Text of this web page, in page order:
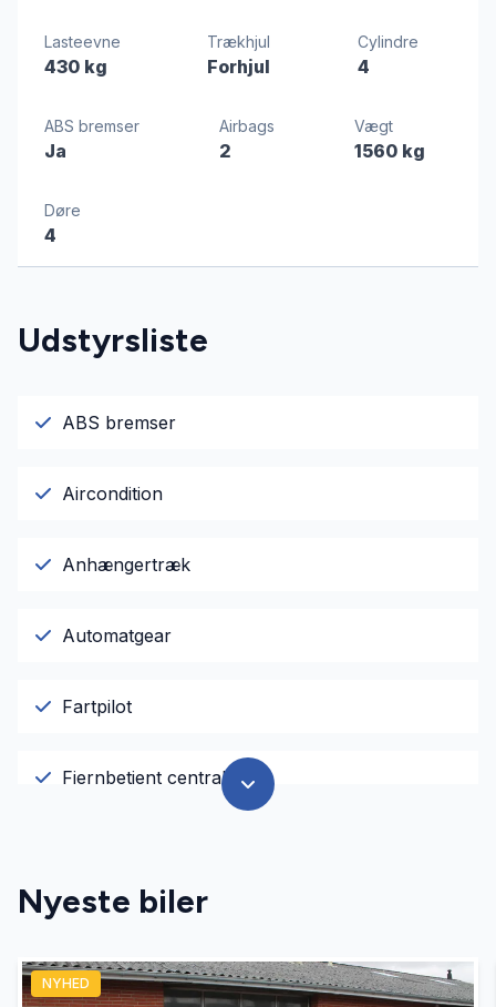
Lasteevne
430 kg
Trækhjul
Forhjul
Cylindre
4
ABS bremser
Ja
Airbags
2
Vægt
1560 kg
Døre
4
Udstyrsliste
ABS bremser
Aircondition
Anhængertræk
Automatgear
Fartpilot
Fjernbetjent centrallås
Sædevarme
Nyeste biler
NYHED